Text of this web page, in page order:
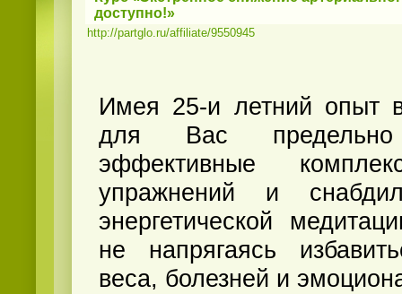
доступно!»
http://partglo.ru/affiliate/9550945
Имея 25-и летний опыт
для Вас
эффективные
упражнений и
энергетической
не напрягаясь
веса, болезней и